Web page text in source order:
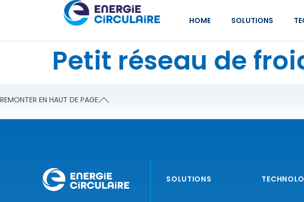
HOME SOLUTIONS
Petit réseau de
REMONTER EN HAUT DE PAGE
SOLUTIONS